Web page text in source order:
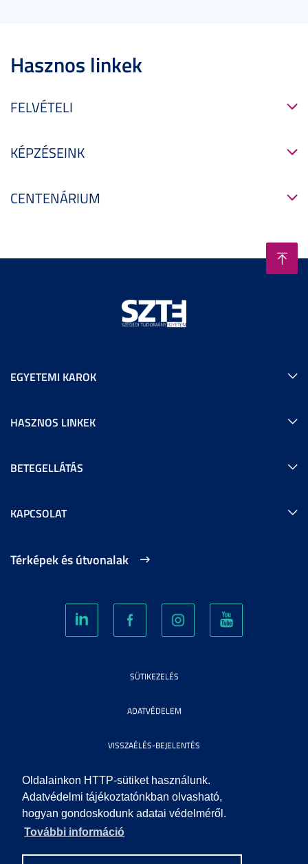
Oldalainkon HTTP-sütiket használunk.
Adatvédelmi tájékoztatónkban olvasható,
hogyan gondoskodunk adatai védelméről.
További információ
Hasznos linkek
FELVÉTELI
KÉPZÉSEINK
CENTENÁRIUM
EGYETEMI KAROK
HASZNOS LINKEK
BETEGELLÁTÁS
KAPCSOLAT
Térképek és útvonalak
SÜTIKEZELÉS
ADATVÉDELEM
VISSZAÉLÉS-BEJELENTÉS
KÖZÉRDEKŰ ADATOK
IMPRESSZUM